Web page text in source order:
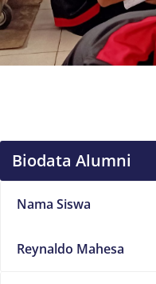
Biodata Alumni
Nama Siswa
Reynaldo Mahesa